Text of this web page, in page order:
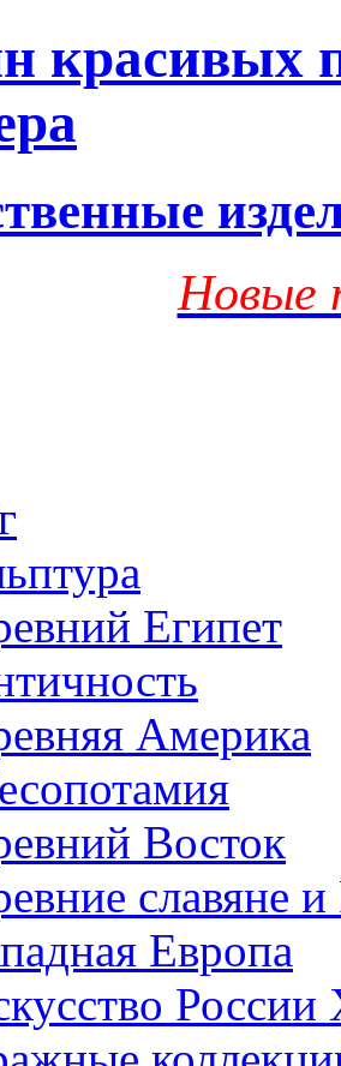
красивых
Новые
Египет
Америка
Восток
славяне и
Европа